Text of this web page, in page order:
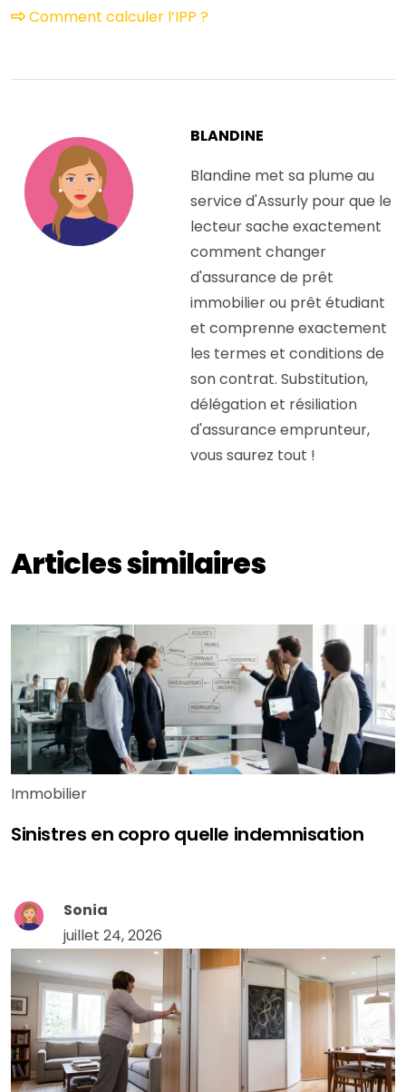
Comment calculer l’IPP ?
BLANDINE
Blandine met sa plume au
service d'Assurly pour que le
lecteur sache exactement
comment changer
d'assurance de prêt
immobilier ou prêt étudiant
et comprenne exactement
les termes et conditions de
son contrat. Substitution,
délégation et résiliation
d'assurance emprunteur,
vous saurez tout !
Articles similaires
Immobilier
Sinistres en copro quelle indemnisation
Sonia
juillet 24, 2026